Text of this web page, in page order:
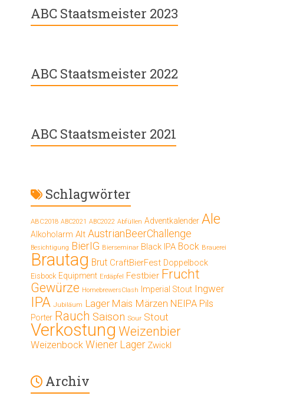
ABC Staatsmeister 2023
ABC Staatsmeister 2022
ABC Staatsmeister 2021
Schlagwörter
ABC2018 ABC2021 ABC2022 Abfüllen Adventkalender Ale
Alkoholarm Alt AustrianBeerChallenge
Besichtigung BierIG Bierseminar Black IPA Bock Brauerei
Brautag Brut CraftBierFest Doppelbock
Eisbock Equipment Erdäpfel Festbier Frucht
Gewürze HomebrewersClash Imperial Stout Ingwer
IPA Jubiläum Lager Mais Märzen NEIPA Pils
Porter Rauch Saison Sour Stout
Verkostung Weizenbier
Weizenbock Wiener Lager Zwickl
Archiv